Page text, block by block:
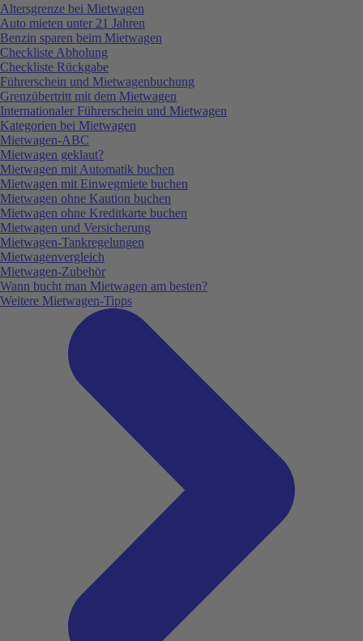
Altersgrenze bei Mietwagen
Auto mieten unter 21 Jahren
Benzin sparen beim Mietwagen
Checkliste Abholung
Checkliste Rückgabe
Führerschein und Mietwagenbuchung
Grenzübertritt mit dem Mietwagen
Internationaler Führerschein und Mietwagen
Kategorien bei Mietwagen
Mietwagen-ABC
Mietwagen geklaut?
Mietwagen mit Automatik buchen
Mietwagen mit Einwegmiete buchen
Mietwagen ohne Kaution buchen
Mietwagen ohne Kreditkarte buchen
Mietwagen und Versicherung
Mietwagen-Tankregelungen
Mietwagenvergleich
Mietwagen-Zubehör
Wann bucht man Mietwagen am besten?
Weitere Mietwagen-Tipps